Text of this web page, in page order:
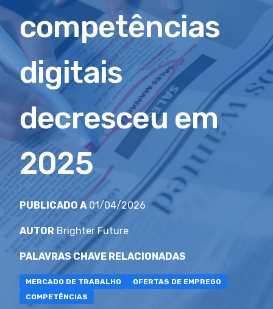
competências
digitais
decresceu em
2025
PUBLICADO A01/04/2026
AUTOR Brighter Future
PALAVRAS CHAVE RELACIONADAS
MERCADO DE TRABALHO
OFERTAS DE EMPREGO
COMPETÊNCIAS